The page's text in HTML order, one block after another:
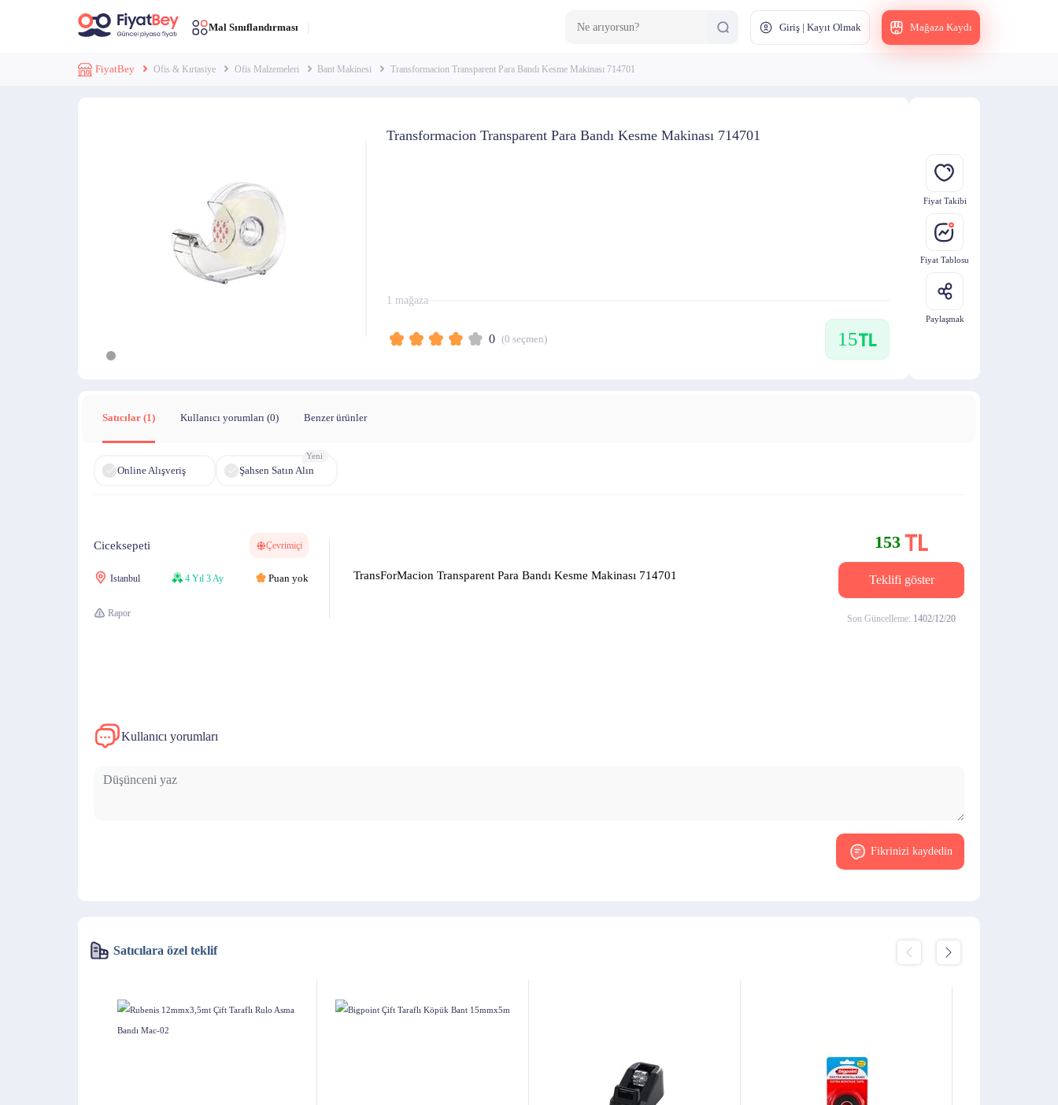
Mal Sınıflandırması Giriş | Kayıt Olmak Mağaza Kaydı
FiyatBey Ofis & Kırtasiye Ofis Malzemeleri Bant Makinesi Transformacion Transparent Para Bandı Kesme Makinası 714701
Transformacion Transparent Para Bandı Kesme Makinası 714701
1 mağaza
0 (0 seçmen) 15
Fiyat Takibi
Fiyat Tablosu
Paylaşmak
Satıcılar (1) Kullanıcı yorumları (0) Benzer ürünler
Online Alışveriş Şahsen Satın Alın
Yeni
Ciceksepeti Çevrimiçi
Istanbul 4 Yıl 3 Ay Puan yok
Rapor
TransForMacion Transparent Para Bandı Kesme Makinası 714701
153
Teklifi göster
Son Güncelleme: 1402/12/20
Kullanıcı yorumları
Fikrinizi kaydedin
Satıcılara özel teklif